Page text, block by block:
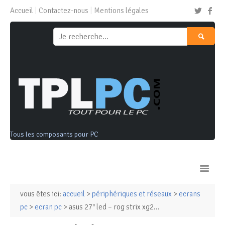
Accueil Contactez-nous Mentions légales
Tous les composants pour PC
Ordinateurs & Tablettes
vous êtes ici: accueil > périphériques et réseaux > ecrans
pc > ecran pc > asus 27″ led – rog strix xg2...